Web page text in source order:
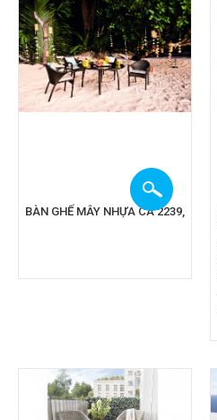
BÀN GHẾ MÂY NHỰA CA 2239,